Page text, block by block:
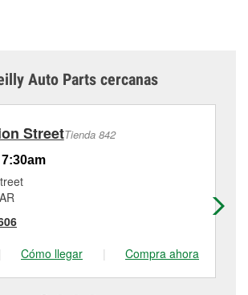
Auto Parts cercanas
StreetTienda 842
Cómo llegar | Compra ahora